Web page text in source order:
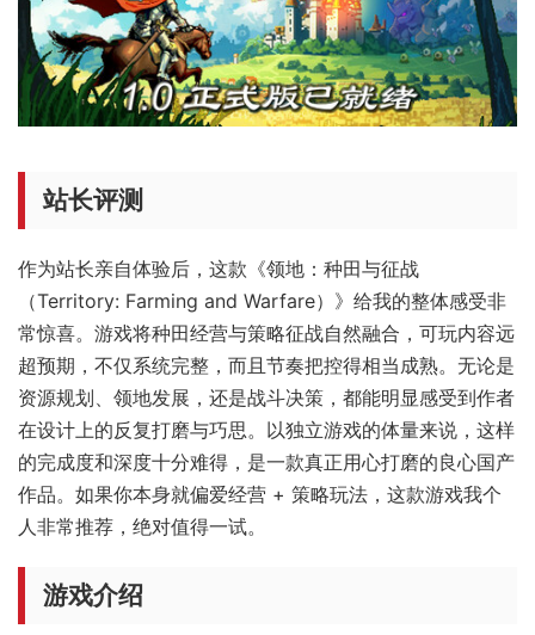
站长评测
作为站长亲自体验后，这款《领地：种田与征战
（Territory: Farming and Warfare）》给我的整体感受非
常惊喜。游戏将种田经营与策略征战自然融合，可玩内容远
超预期，不仅系统完整，而且节奏把控得相当成熟。无论是
资源规划、领地发展，还是战斗决策，都能明显感受到作者
在设计上的反复打磨与巧思。以独立游戏的体量来说，这样
的完成度和深度十分难得，是一款真正用心打磨的良心国产
作品。如果你本身就偏爱经营 + 策略玩法，这款游戏我个
人非常推荐，绝对值得一试。
游戏介绍